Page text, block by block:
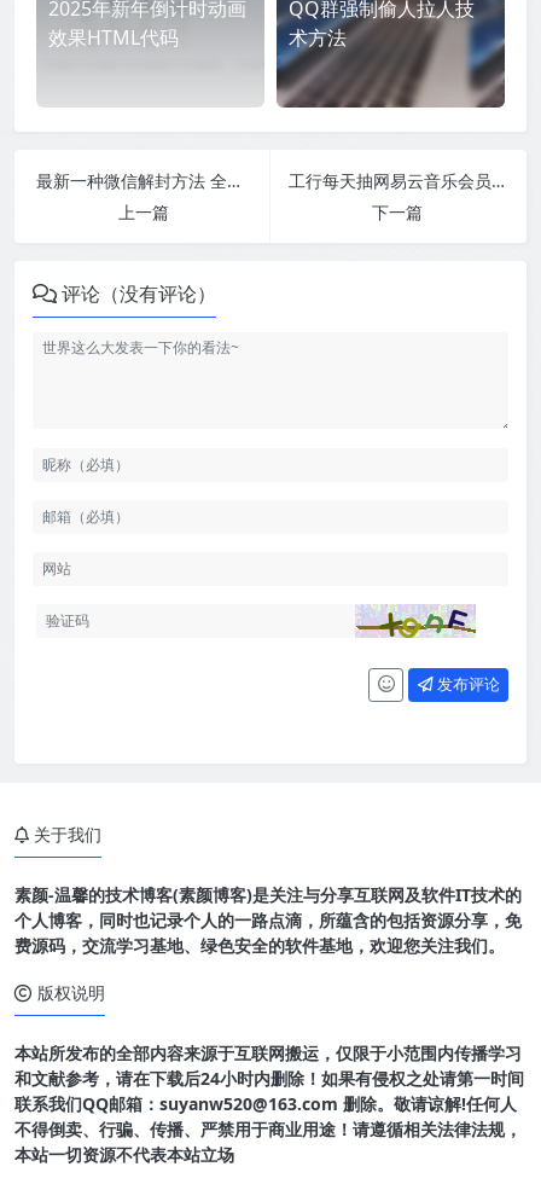
2025年新年倒计时动画
效果HTML代码
QQ群强制偷人拉人技
术方法
最新一种微信解封方法 全网首发
上一篇
工行每天抽网易云音乐会员月卡
下一篇
评论（没有评论）
发布评论
关于我们
素颜-温馨的技术博客(素颜博客)是关注与分享互联网及软件IT技术的
个人博客，同时也记录个人的一路点滴，所蕴含的包括资源分享，免
费源码，交流学习基地、绿色安全的软件基地，欢迎您关注我们。
版权说明
本站所发布的全部内容来源于互联网搬运，仅限于小范围内传播学习
和文献参考，请在下载后24小时内删除！如果有侵权之处请第一时间
联系我们QQ邮箱：suyanw520@163.com 删除。敬请谅解!任何人
不得倒卖、行骗、传播、严禁用于商业用途！请遵循相关法律法规，
本站一切资源不代表本站立场